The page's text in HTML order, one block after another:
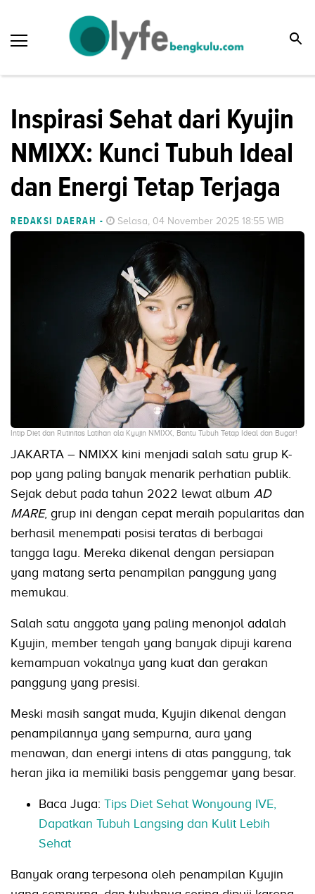
Inspirasi Sehat dari Kyujin
NMIXX: Kunci Tubuh Ideal
dan Energi Tetap Terjaga
REDAKSI DAERAH - Selasa, 04 November 2025 18:55 WIB
Intip Diet dan Rutinitas Latihan ala Kyujin NMIXX, Bantu Tubuh Tetap Ideal dan Bugar!
JAKARTA – NMIXX kini menjadi salah satu grup K-
pop yang paling banyak menarik perhatian publik.
Sejak debut pada tahun 2022 lewat album AD
MARE, grup ini dengan cepat meraih popularitas dan
berhasil menempati posisi teratas di berbagai
tangga lagu. Mereka dikenal dengan persiapan
yang matang serta penampilan panggung yang
memukau.
Salah satu anggota yang paling menonjol adalah
Kyujin, member tengah yang banyak dipuji karena
kemampuan vokalnya yang kuat dan gerakan
panggung yang presisi.
Meski masih sangat muda, Kyujin dikenal dengan
penampilannya yang sempurna, aura yang
menawan, dan energi intens di atas panggung, tak
heran jika ia memiliki basis penggemar yang besar.
Baca Juga: Tips Diet Sehat Wonyoung IVE,
Dapatkan Tubuh Langsing dan Kulit Lebih
Sehat
Banyak orang terpesona oleh penampilan Kyujin